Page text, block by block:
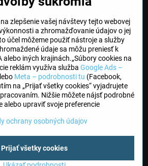
- 17.00
©2026Copyright
Zásady ochrany osobných údajov
Stav objednávky
zlepšenie vašej návštevy tejto webovej
a zhromažďovanie údajov o jej
účel môžeme použiť nástroje a služby
údaje sa môžu preniesť k
alebo iných krajinách.„Súbory cookies na
reklám využíva služba Google Ads –
Meta – podrobnosti tu (Facebook,
na „Prijať všetky cookies“ vyjadrujete
Nižšie môžete nájsť podrobné
alebo upraviť svoje preferencie
ochrany osobných údajov
Prijať všetky cookies